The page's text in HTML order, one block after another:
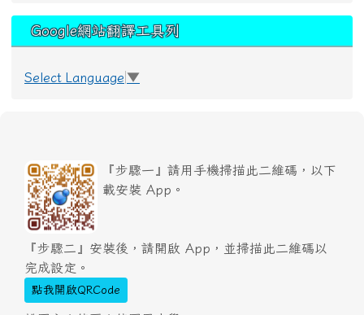
Google網站翻譯工具列
Select Language ▼
『步驟一』請用手機掃描此二維碼，以下
載安裝 App。
『步驟二』安裝後，請開啟 App，並掃描此二維碼以
完成設定。
點我開啟QRCode